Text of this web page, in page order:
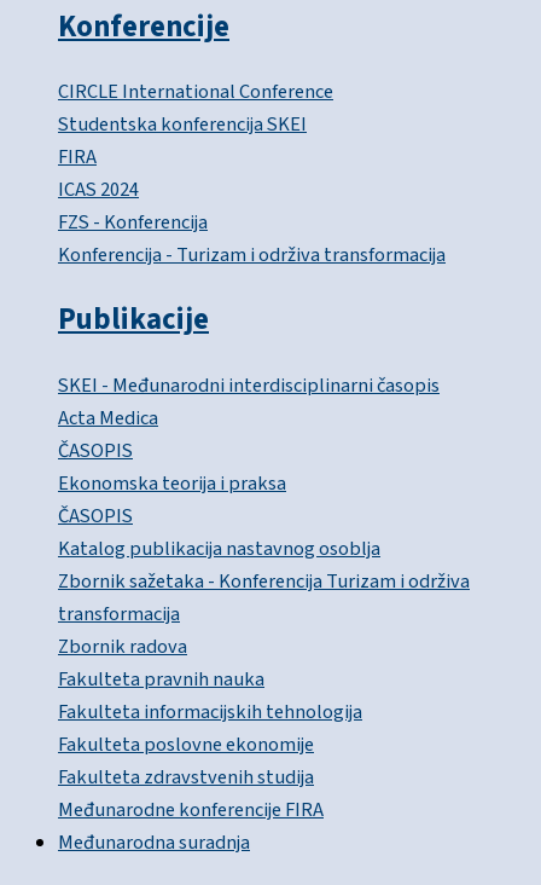
Konferencije
CIRCLE International Conference
Studentska konferencija SKEI
FIRA
ICAS 2024
FZS - Konferencija
Konferencija - Turizam i održiva transformacija
Publikacije
SKEI - Međunarodni interdisciplinarni časopis
Acta Medica
ČASOPIS
Ekonomska teorija i praksa
ČASOPIS
Katalog publikacija nastavnog osoblja
Zbornik sažetaka - Konferencija Turizam i održiva
transformacija
Zbornik radova
Fakulteta pravnih nauka
Fakulteta informacijskih tehnologija
Fakulteta poslovne ekonomije
Fakulteta zdravstvenih studija
Međunarodne konferencije FIRA
Međunarodna suradnja